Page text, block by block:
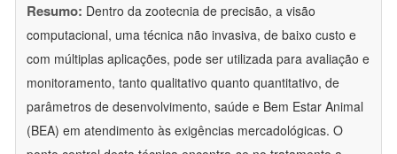
Resumo: Dentro da zootecnia de precisão, a visão
computacional, uma técnica não invasiva, de baixo custo e
com múltiplas aplicações, pode ser utilizada para avaliação e
monitoramento, tanto qualitativo quanto quantitativo, de
parâmetros de desenvolvimento, saúde e Bem Estar Animal
(BEA) em atendimento às exigências mercadológicas. O